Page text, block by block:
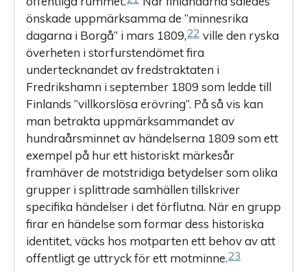
önskade uppmärksamma de ”minnesrika
dagarna i Borgå” i mars 1809,22 ville den ryska
överheten i storfurstendömet fira
undertecknandet av fredstraktaten i
Fredrikshamn i september 1809 som ledde till
Finlands ”villkorslösa erövring”. På så vis kan
man betrakta uppmärksammandet av
hundraårsminnet av händelserna 1809 som ett
exempel på hur ett historiskt märkesår
framhäver de motstridiga betydelser som olika
grupper i splittrade samhällen tillskriver
specifika händelser i det förflutna. När en grupp
firar en händelse som formar dess historiska
identitet, väcks hos motparten ett behov av att
offentligt ge uttryck för ett motminne.23